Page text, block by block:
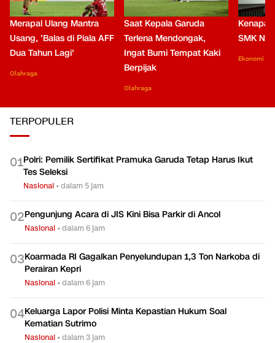
Merapal Ulang Mantra
Usang, 'Balas di Piala AFF
Dua Tahun Lagi'
Olahraga
Saat Kepala Garuda
Terlena Mendongak,
Ingat Bumi Tempat Kaki
Berpijak
Olahraga
Kenapa
SMK
Ekonomi
TERPOPULER
01Polri: Pemilik Sertifikat Pramuka Garuda Tetap Harus Ikut
Tes Seleksi
Nasional •dalam 5 jam
02Pengunjung Acara di JIS Kini Bisa Parkir di Ancol
Nasional •dalam 6 jam
03Koarmada RI Gagalkan Penyelundupan 1,3 Ton Narkoba di
Perairan Kepri
Nasional •dalam 6 jam
04Keluarga Lapor Polisi Minta Kepastian Hukum Soal
Kematian Sutrimo
Nasional •dalam 3 jam